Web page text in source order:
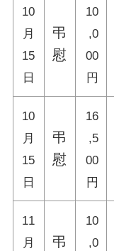
10
月
15
日
弔
慰
10
,0
00
円
10
月
15
日
弔
慰
16
,5
00
円
11
月
弔
10
,0